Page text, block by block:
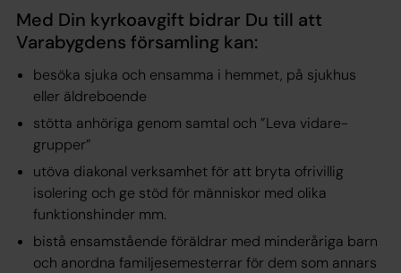
Med Din kyrkoavgift bidrar Du till att
Varabygdens församling kan:
besöka sjuka och ensamma i hemmet, på sjukhus
eller äldreboende
stötta anhöriga genom samtal och ”Leva vidare-
grupper”
utöva diakonal verksamhet för att bryta ofrivillig
isolering och ge stöd för människor med olika
funktionshinder mm.
bistå ensamstående föräldrar med minderåriga barn
och anordna familjesemesterrar för dem som annars